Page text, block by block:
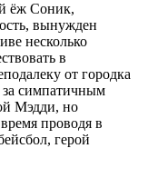
ёж Соник,
вынужден
несколько
в
от городка
симпатичным
Мэдди, но
проводя в
герой